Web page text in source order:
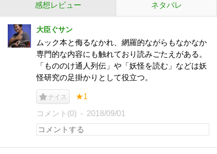
感想レビュー ネタバレ
大臣ぐサン
ムック本と侮るなかれ、網羅的ながらもなかなか
専門的な内容にも触れており読みごたえがある。
「もののけ通人列伝」や「妖怪を読む」などは妖
怪研究の足掛かりとして役立つ。
ナイス ★1
コメント(0) 2018/09/01